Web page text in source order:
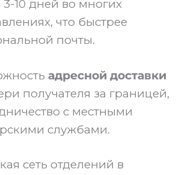
3-10 дней во многих
что быстрее
почты.
адресной доставки
получателя за границей,
с местными
службами.
сеть отделений в